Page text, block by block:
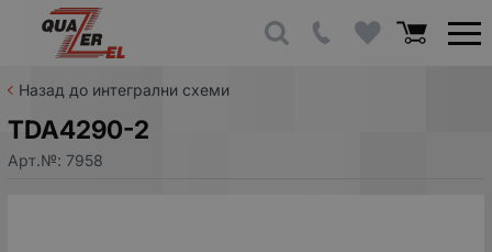
Назад до интегрални схеми
TDA4290-2
Арт.№: 7958